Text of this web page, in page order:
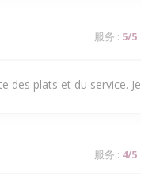
服务 : 5/5
plats et du service.
服务 : 4/5